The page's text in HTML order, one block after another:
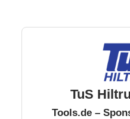
TuS
Tools.de –